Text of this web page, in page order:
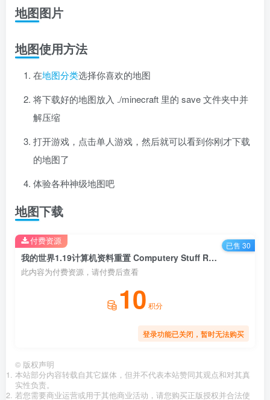
地图图片
地图使用方法
在地图分类选择你喜欢的地图
将下载好的地图放入 ./minecraft 里的 save 文件夹中并
解压缩
打开游戏，点击单人游戏，然后就可以看到你刚才下载
的地图了
体验各种神级地图吧
地图下载
我的世界1.19计算机资料重置 Computery Stuff Remaster 地图存档
此内容为付费资源，请付费后查看
10 积分
登录功能已关闭，暂时无法购买
付费资源 已售 30
© 版权声明
本站部分内容转载自其它媒体，但并不代表本站赞同其观点和对其真
实性负责。
若您需要商业运营或用于其他商业活动，请您购买正版授权并合法使